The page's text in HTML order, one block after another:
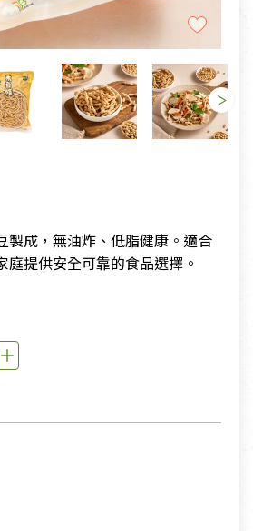
製成，無油炸、低脂健康。適合
庭提供安全可靠的食品選擇。